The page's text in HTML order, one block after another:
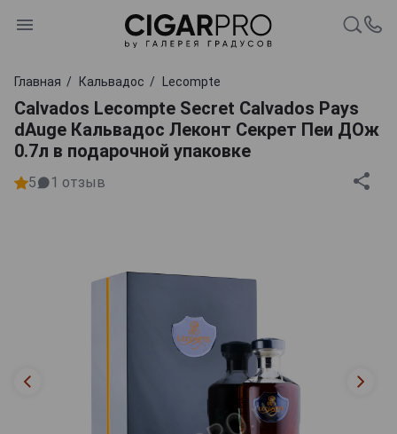
Главная Кальвадос Lecompte
Calvados Lecompte Secret Calvados Pays
dAuge Кальвадос Леконт Секрет Пеи ДОж
0.7л в подарочной упаковке
5 1 отзыв